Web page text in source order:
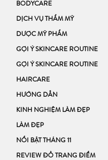
BODYCARE
DỊCH VỤ THẨM MỸ
DƯỢC MỸ PHẨM
GỢI Ý SKINCARE ROUTINE
GỢI Ý SKINCARE ROUTINE
HAIRCARE
HƯỚNG DẪN
KINH NGHIỆM LÀM ĐẸP
LÀM ĐẸP
NỔI BẬT THÁNG 11
REVIEW ĐỒ TRANG ĐIỂM